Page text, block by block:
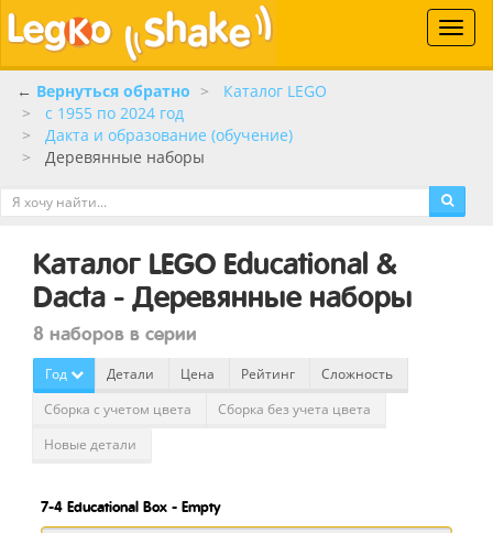
Toggle
← Вернуться обратно
Каталог LEGO
c 1955 по 2024 год
Дакта и образование (обучение)
Деревянные наборы
Каталог LEGO Educational &
Dacta - Деревянные наборы
8 наборов в серии
Год Детали Цена Рейтинг
Сложность
Сборка с учетом цвета
Сборка без учета цвета
Новые детали
7-4 Educational Box - Empty